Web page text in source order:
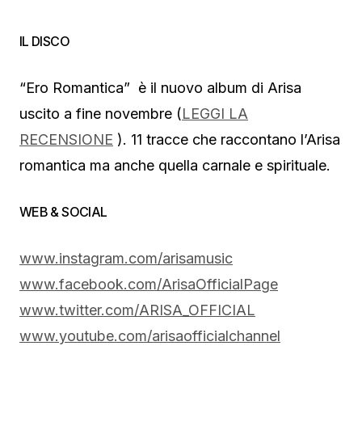
IL DISCO
“Ero Romantica” è il nuovo album di Arisa
uscito a fine novembre (LEGGI LA
RECENSIONE ). 11 tracce che raccontano l’Arisa
romantica ma anche quella carnale e spirituale.
WEB & SOCIAL
www.instagram.com/arisamusic
www.facebook.com/ArisaOfficialPage
www.twitter.com/ARISA_OFFICIAL
www.youtube.com/arisaofficialchannel